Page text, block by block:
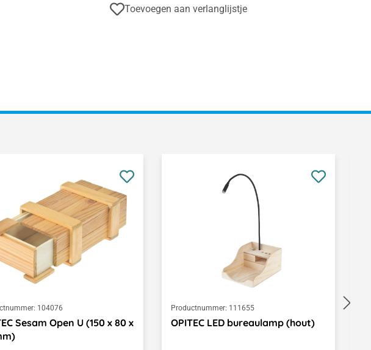
Toevoegen aan verlanglijstje
104076
Sesam Open U (150 x 80 x
Productnummer: 111655
OPITEC LED bureaulamp (hout)